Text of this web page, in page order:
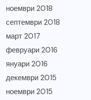
ноември 2018
септември 2018
март 2017
февруари 2016
януари 2016
декември 2015
ноември 2015